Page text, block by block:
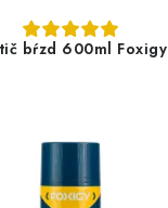
bŕzd 600ml Foxigy